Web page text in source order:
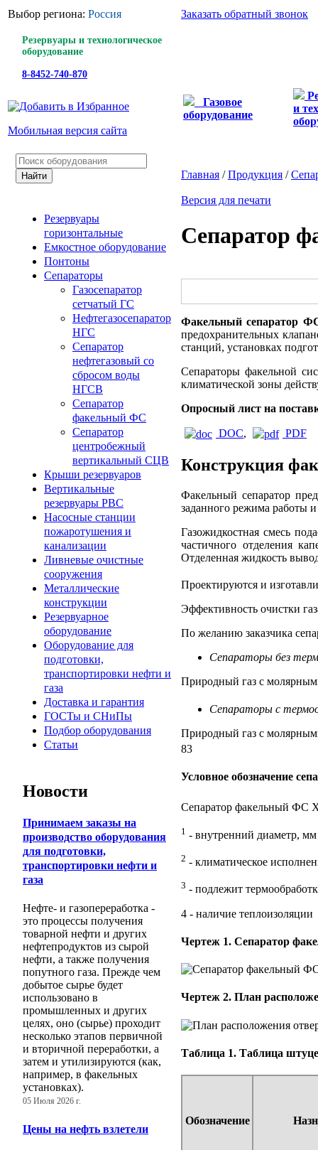
Выбор региона: Россия
Резервуары и технологическое
оборудование
8-8452-740-870
Мобильная версия сайта
Заказать обратный звонок
Газовое
оборудование
и
Резервуары
горизонтальные
Емкостное оборудование
Понтоны
Сепараторы
Газосепаратор
сетчатый ГС
Нефтегазосепаратор
НГС
Сепаратор
нефтегазовый со
сбросом воды
НГСВ
Сепаратор
факельный ФС
Сепаратор
центробежный
вертикальный СЦВ
Крыши резервуаров
Вертикальные
резервуары РВС
Насосные станции
пожаротушения и
канализации
Ливневые очистные
сооружения
Металлические
конструкции
Резервуарное
оборудование
Оборудование для
подготовки,
транспортировки нефти и
газа
Доставка и гарантия
ГОСТы и СНиПы
Подбор оборудования
Статьи
Новости
Принимаем заказы на
производство оборудования
для подготовки,
транспортировки нефти и
газа
Нефте- и газопереработка -
это процессы получения
товарной нефти и других
нефтепродуктов из сырой
нефти, а также получения
попутного газа. Прежде чем
добытое сырье будет
использовано в
промышленных и других
целях, оно (сырье) проходит
несколько этапов первичной
и вторичной переработки, а
затем и утилизируются (как,
например, в факельных
установках).
05 Июля 2026 г.
Цены на нефть взлетели
Главная /Продукция /
Версия для печати
Сепаратор
Факельный сепаратор
предохранительных
станций, установках
Сепараторы факельной
климатической зоны
Опросный лист на
DOC, PDF
Конструкция
Факельный сепаратор
заданного режима работы
Газожидкостная смесь
частичного отделения
Отделенная жидкость
Проектируются и
Эффективность очистки
По желанию заказчика
Сепараторы без
Природный газ с
Сепараторы с
Природный газ с
83
Условное обозначение
Сепаратор факельный
1 - внутренний диаметр, мм
2 - климатическое
3 - подлежит
4 - наличие теплоизоляции
Чертеж 1. Сепаратор
Чертеж 2. План
Таблица 1. Таблица
Обозначение